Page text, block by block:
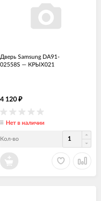
Дверь Samsung DA91-
02558S — КРЫХ021
4 120 ₽
Нет в наличии
Кол-во